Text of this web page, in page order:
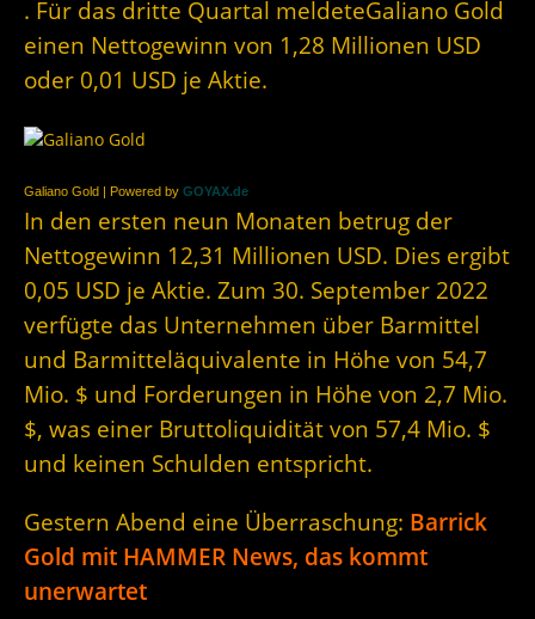
. Für das dritte Quartal meldeteGaliano Gold
einen Nettogewinn von 1,28 Millionen USD
oder 0,01 USD je Aktie.
Galiano Gold | Powered by GOYAX.de
In den ersten neun Monaten betrug der
Nettogewinn 12,31 Millionen USD. Dies ergibt
0,05 USD je Aktie. Zum 30. September 2022
verfügte das Unternehmen über Barmittel
und Barmitteläquivalente in Höhe von 54,7
Mio. $ und Forderungen in Höhe von 2,7 Mio.
$, was einer Bruttoliquidität von 57,4 Mio. $
und keinen Schulden entspricht.
Gestern Abend eine Überraschung: Barrick
Gold mit HAMMER News, das kommt
unerwartet